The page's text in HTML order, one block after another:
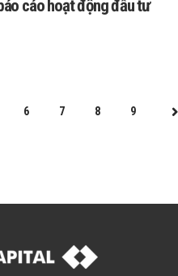
cáo hoạt động đầu tư
6 7 8 9